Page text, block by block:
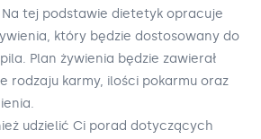
tej podstawie dietetyk opracuje
który będzie dostosowany do
Plan żywienia będzie zawierał
rodzaju karmy, ilości pokarmu oraz
udzielić Ci porad dotyczących